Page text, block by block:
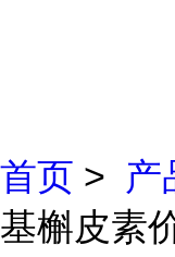
首页 > 产
基槲皮素